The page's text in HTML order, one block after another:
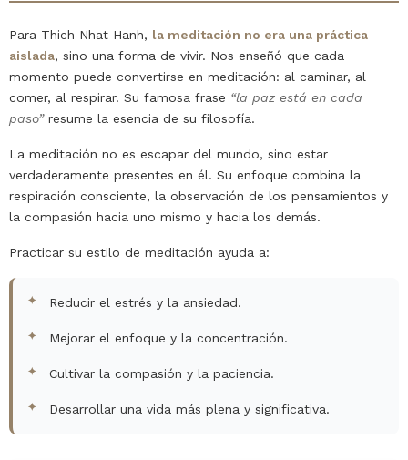
Para Thich Nhat Hanh, la meditación no era una práctica
aislada, sino una forma de vivir. Nos enseñó que cada
momento puede convertirse en meditación: al caminar, al
comer, al respirar. Su famosa frase “la paz está en cada
paso”resume la esencia de su filosofía.
La meditación no es escapar del mundo, sino estar
verdaderamente presentes en él. Su enfoque combina la
respiración consciente, la observación de los pensamientos y
la compasión hacia uno mismo y hacia los demás.
Practicar su estilo de meditación ayuda a:
Reducir el estrés y la ansiedad.
Mejorar el enfoque y la concentración.
Cultivar la compasión y la paciencia.
Desarrollar una vida más plena y significativa.